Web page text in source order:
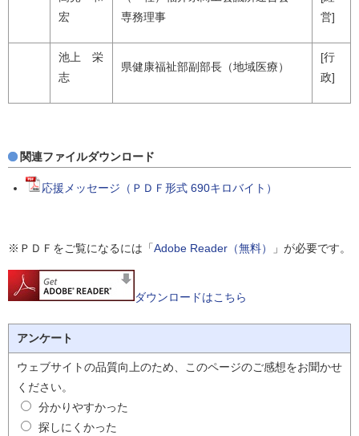
宏
専務理事
営]
池上 栄
志
県健康福祉部副部長（地域医療）
[行
政]
関連ファイルダウンロード
応援メッセージ（ＰＤＦ形式 690キロバイト）
※ＰＤＦをご覧になるには「Adobe Reader（無料） 」が必要です。
ダウンロードはこちら
アンケート
ウェブサイトの品質向上のため、このページのご感想をお聞かせ
ください。
分かりやすかった
探しにくかった